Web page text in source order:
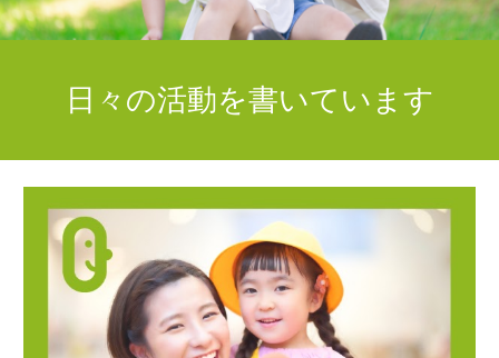
日々の活動を書いています